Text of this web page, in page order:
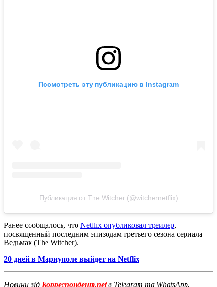
Посмотреть эту публикацию в Instagram
Публикация от The Witcher (@witchernetflix)
Ранее сообщалось, что Netflix опубликовал трейлер,
посвященный последним эпизодам третьего сезона сериала
Ведьмак (The Witcher).
20 дней в Мариуполе выйдет на Netflix
Новини від Корреспондент.netв Telegram та WhatsApp.